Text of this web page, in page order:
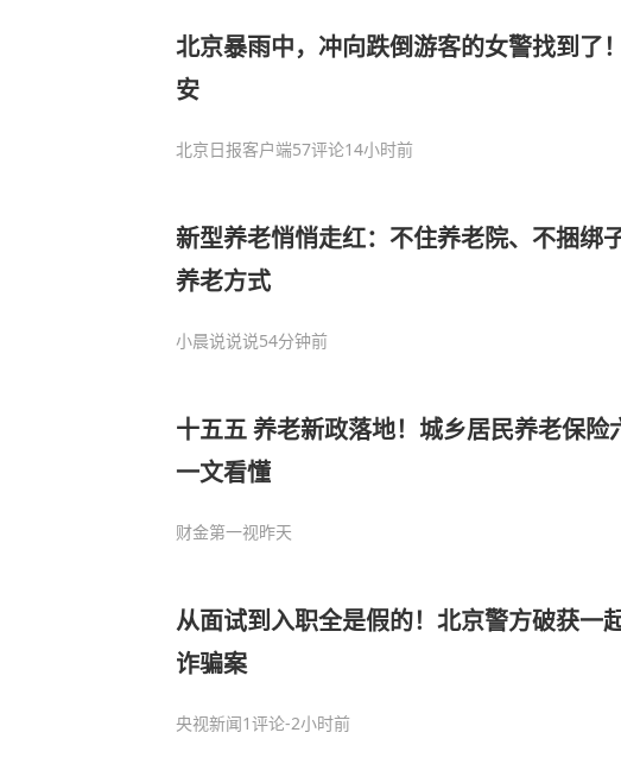
北京暴雨中，冲向跌倒游客的女警找到了
安
北京日报客户端57评论14小时前
新型养老悄悄走红：不住养老院、不捆绑
养老方式
小晨说说说54分钟前
十五五 养老新政落地！城乡居民养老保险
一文看懂
财金第一视昨天
从面试到入职全是假的！北京警方破获一
诈骗案
央视新闻1评论-2小时前